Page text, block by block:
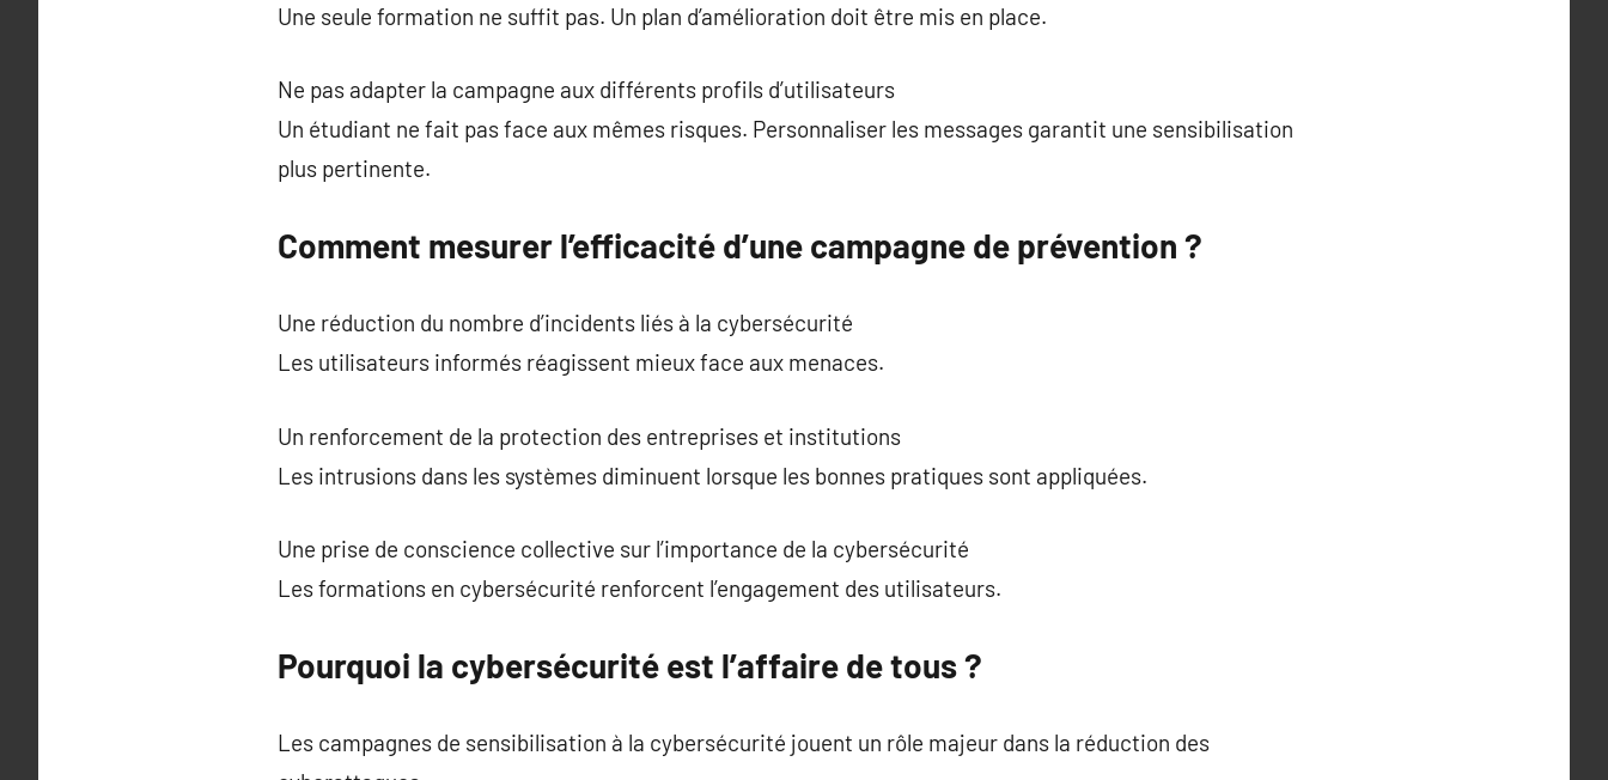
Une seule formation ne suffit pas. Un plan d’amélioration doit être mis en place.
Ne pas adapter la campagne aux différents profils d’utilisateurs
Un étudiant ne fait pas face aux mêmes risques. Personnaliser les messages garantit une sensibilisation
plus pertinente.
Comment mesurer l’efficacité d’une campagne de prévention ?
Une réduction du nombre d’incidents liés à la cybersécurité
Les utilisateurs informés réagissent mieux face aux menaces.
Un renforcement de la protection des entreprises et institutions
Les intrusions dans les systèmes diminuent lorsque les bonnes pratiques sont appliquées.
Une prise de conscience collective sur l’importance de la cybersécurité
Les formations en cybersécurité renforcent l’engagement des utilisateurs.
Pourquoi la cybersécurité est l’affaire de tous ?
Les campagnes de sensibilisation à la cybersécurité jouent un rôle majeur dans la réduction des